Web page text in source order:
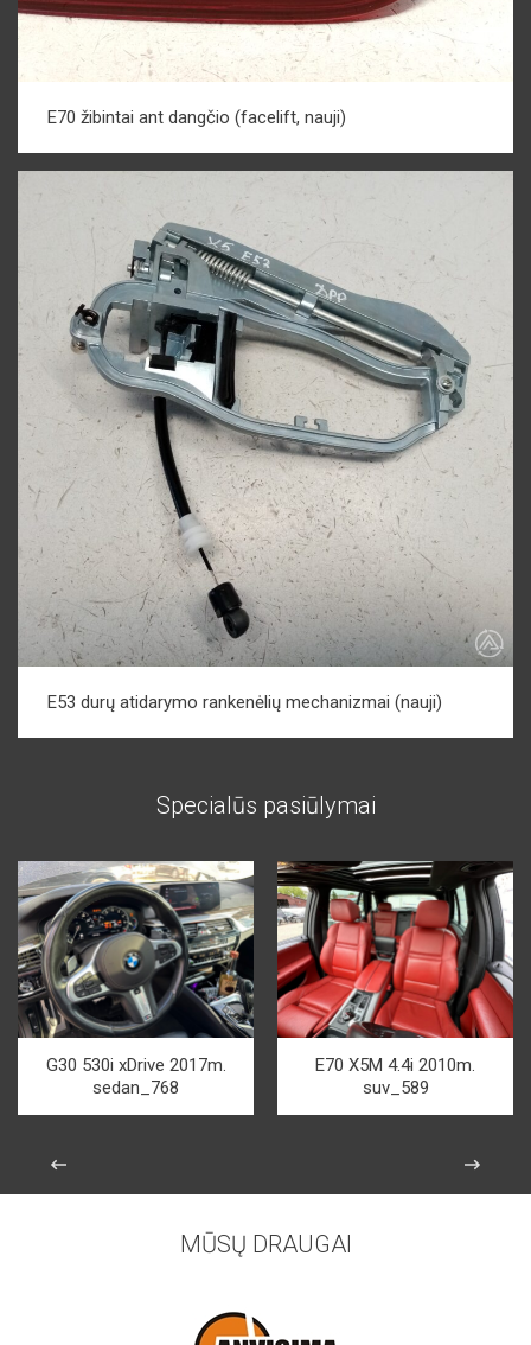
E70 žibintai ant dangčio (facelift, nauji)
E53 durų atidarymo rankenėlių mechanizmai (nauji)
Specialūs pasiūlymai
G30 530i xDrive 2017m.
sedan_768
E70 X5M 4.4i 2010m.
suv_589
MŪSŲ DRAUGAI